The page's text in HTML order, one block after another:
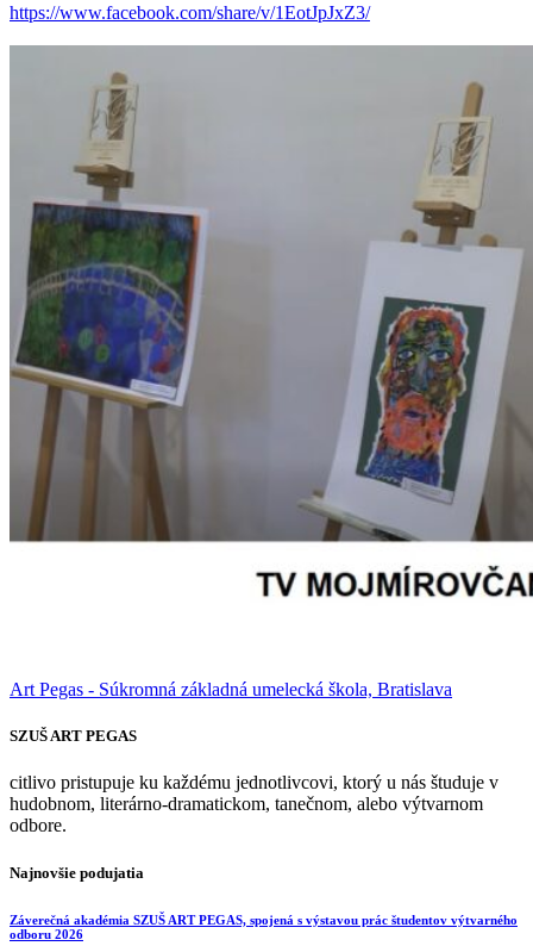
https://www.facebook.com/share/v/1EotJpJxZ3/
Art Pegas - Súkromná základná umelecká škola, Bratislava
SZUŠ ART PEGAS
citlivo pristupuje ku každému jednotlivcovi, ktorý u nás študuje v
hudobnom, literárno-dramatickom, tanečnom, alebo výtvarnom
odbore.
Najnovšie podujatia
Záverečná akadémia SZUŠ ART PEGAS, spojená s výstavou prác študentov výtvarného
odboru 2026